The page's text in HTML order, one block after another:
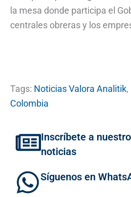
la mesa donde participa el
centrales obreras y los
Tags: Noticias Valora Analitik,
Colombia
Inscríbete a
noticias
Síguenos en